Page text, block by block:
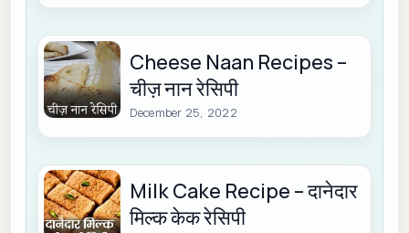
Cheese Naan Recipes –
चीज़ नान रेसिपी
December 25, 2022
Milk Cake Recipe – दानेदार
मिल्क केक रेसिपी